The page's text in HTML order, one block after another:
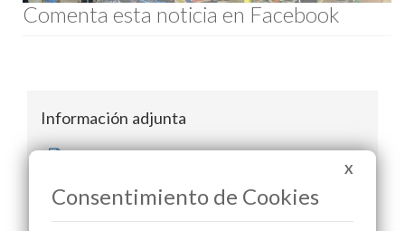
Comenta esta noticia en Facebook
Información adjunta
LUGARES DE UBICACIÓN DE CAJAS DEL
PROYECTO LIBRO
X
Consentimiento de Cookies